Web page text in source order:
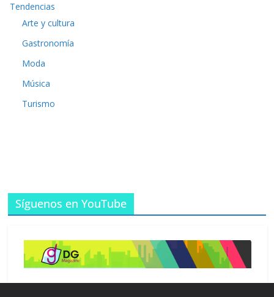
Tendencias
Arte y cultura
Gastronomía
Moda
Música
Turismo
Síguenos en YouTube